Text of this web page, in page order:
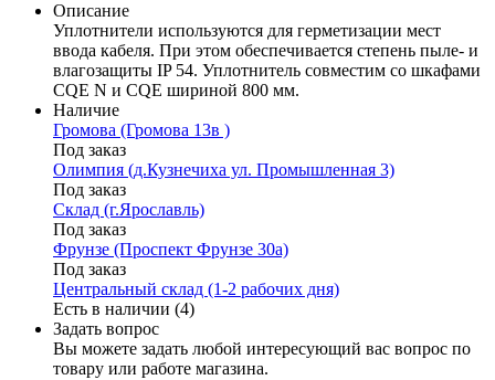
Описание
Уплотнители используются для герметизации мест
ввода кабеля. При этом обеспечивается степень пыле- и
влагозащиты IP 54. Уплотнитель совместим со шкафами
CQE N и CQE шириной 800 мм.
Наличие
Громова (Громова 13в )
Под заказ
Олимпия (д.Кузнечиха ул. Промышленная 3)
Под заказ
Склад (г.Ярославль)
Под заказ
Фрунзе (Проспект Фрунзе 30а)
Под заказ
Центральный склад (1-2 рабочих дня)
Есть в наличии (4)
Задать вопрос
Вы можете задать любой интересующий вас вопрос по
товару или работе магазина.